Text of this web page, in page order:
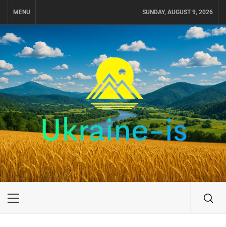
MENU SUNDAY, AUGUST 9, 2026
UKRAINE-IS
ПОДОРОЖI ПО УКРАЇНІ
Primary